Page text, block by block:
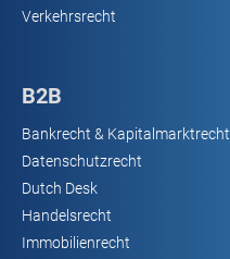
Verkehrsrecht
B2B
Bankrecht & Kapitalmarktrecht
Datenschutzrecht
Dutch Desk
Handelsrecht
Immobilienrecht